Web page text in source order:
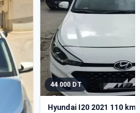
44 000 DT
Hyundai I20 2021 110 km